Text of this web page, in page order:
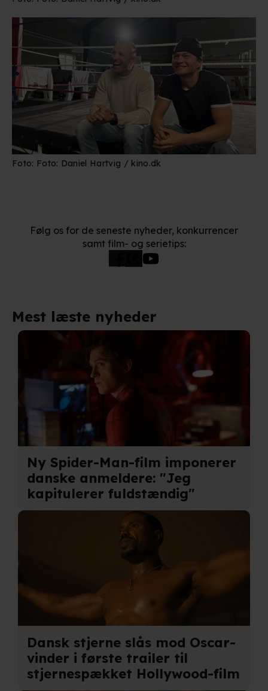
Identificere din enhed baseret på en scanning af dens
unikke karakteristika (fingerprinting)
Du kan altid trække dit samtykke tilbage eller ændre
indstillinger fra vores "Cookiedeklaration". Dine valg
anvendes på hele websitet.
Vi bruger egne cookies og cookies fra tredjeparter til at
optimere dit besøg på vores hjemmeside. Det gør vi for
at sikre funktionalitet, generere statistik, huske dine
partnere. Du kan læse mere om vores brug af cookies og
behandling af dine personoplysninger i både vores
Foto: Foto: Daniel Hartvig / kino.dk
Følg os for de seneste nyheder, konkurrencer
samt film- og serietips:
Mest læste nyheder
Ny Spider-Man-film imponerer
danske anmeldere: "Jeg
kapitulerer fuldstændig"
Dansk stjerne slås mod Oscar-
vinder i første trailer til
stjernespækket Hollywood-film